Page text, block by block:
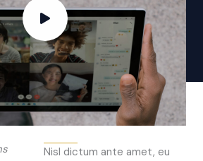
Nisl dictum ante amet, eu